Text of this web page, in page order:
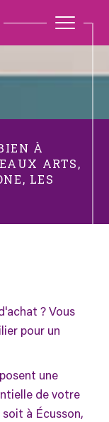
À
ARTS,
LES
? Vous
pour un
une
de votre
à Écusson,